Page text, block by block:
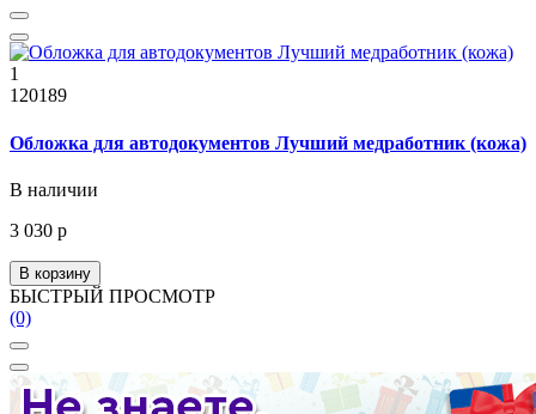
1
120189
Обложка для автодокументов Лучший медработник (кожа)
В наличии
3 030 р
В корзину
БЫСТРЫЙ ПРОСМОТР
(0)